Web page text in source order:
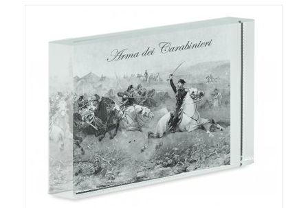
CORNICI
LINEA BIMBO
OROLOGI
AGENDE & CALENDARI